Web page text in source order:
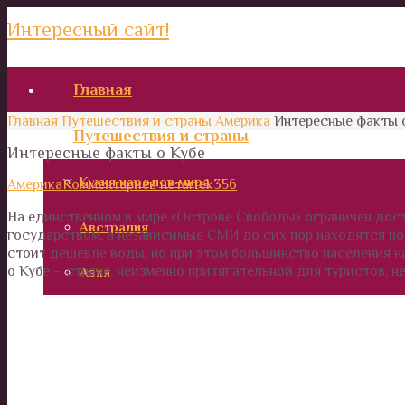
Интересный сайт!
Главная
Путешествия и страны
Кухня народов мира
Австралия
Азия
Главная Путешествия и страны Америка Интересные факты
Интересные факты о Кубе
АмерикаКомментариев нетartek356
На единственном в мире «Острове Свободы» ограничен
государством, а независимые СМИ до сих пор находятся
стоит дешевле воды, но при этом большинство населения
о Кубе – стране, неизменно притягательной для туристов,